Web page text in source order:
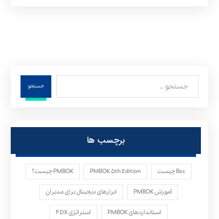
جستجو
برچسب ها
Bsc چیست PMBOK ۵th Edition PMBOK چیست؟
آموزش PMBOK ابزارهای دیجیتال برای مدیران
استانداردهای PMBOK استراتژی ۴DX